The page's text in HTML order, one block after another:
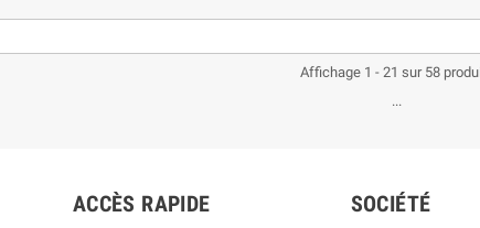
Affichage 1 - 21 sur 58
...
ACCÈS RAPIDE SOCIÉTÉ